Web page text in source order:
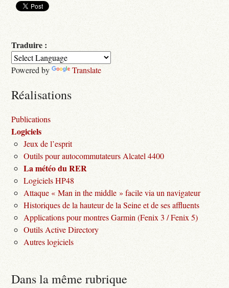
Traduire :
Powered by Translate
Réalisations
Publications
Logiciels
Jeux de l’esprit
Outils pour autocommutateurs Alcatel 4400
La météo du RER
Logiciels HP48
Attaque « Man in the middle » facile via un navigateur
Historiques de la hauteur de la Seine et de ses affluents
Applications pour montres Garmin (Fenix 3 / Fenix 5)
Outils Active Directory
Autres logiciels
Dans la même rubrique